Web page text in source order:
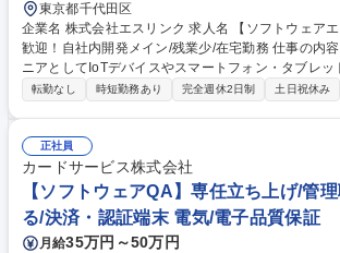
東京都千代田区
企業名 株式会社エスリンク 求人名 【ソフトウェアエンジニア】未経験大
歓迎！自社内開発メイン/残業少/在宅勤務 仕事の内容 ソフトウェアエンジ
ニアとしてIoTデバイスやスマートフォン・タブレッ
ドロボットをはじめWebサービスに関わる開発を主
接続がどのように行われているか、また特定の状況
ことは可能かの技術検証。 ・上記の技術検証を利用
ークライフバランス×スキルアップ環境】メインは自
ち込める環境が整っています。フレックスタイム制
メリハリをつけて、プライベートも大切にできる環境です。
【ソフトウェアエンジニア】未経験大歓迎！自社内
宅勤務
転勤なし 時短勤務あり 完全週休2日制 土日祝休み
正社員
カードサービス株式会社
【ソフトウェアQA】専任立ち上げ/管
る/決済・認証端末 電気/電子品質保証
月給35万円～50万円